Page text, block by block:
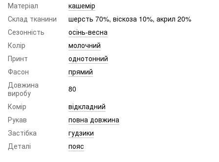
Матеріал
кашемір
Склад тканини
шерсть 70%, віскоза 10%, акрил 20%
Сезонність
осінь-весна
Колір
молочний
Принт
однотонний
Фасон
прямий
Довжина
виробу
80
Комір
відкладний
Рукав
повна довжина
Застібка
гудзики
Деталі
пояс